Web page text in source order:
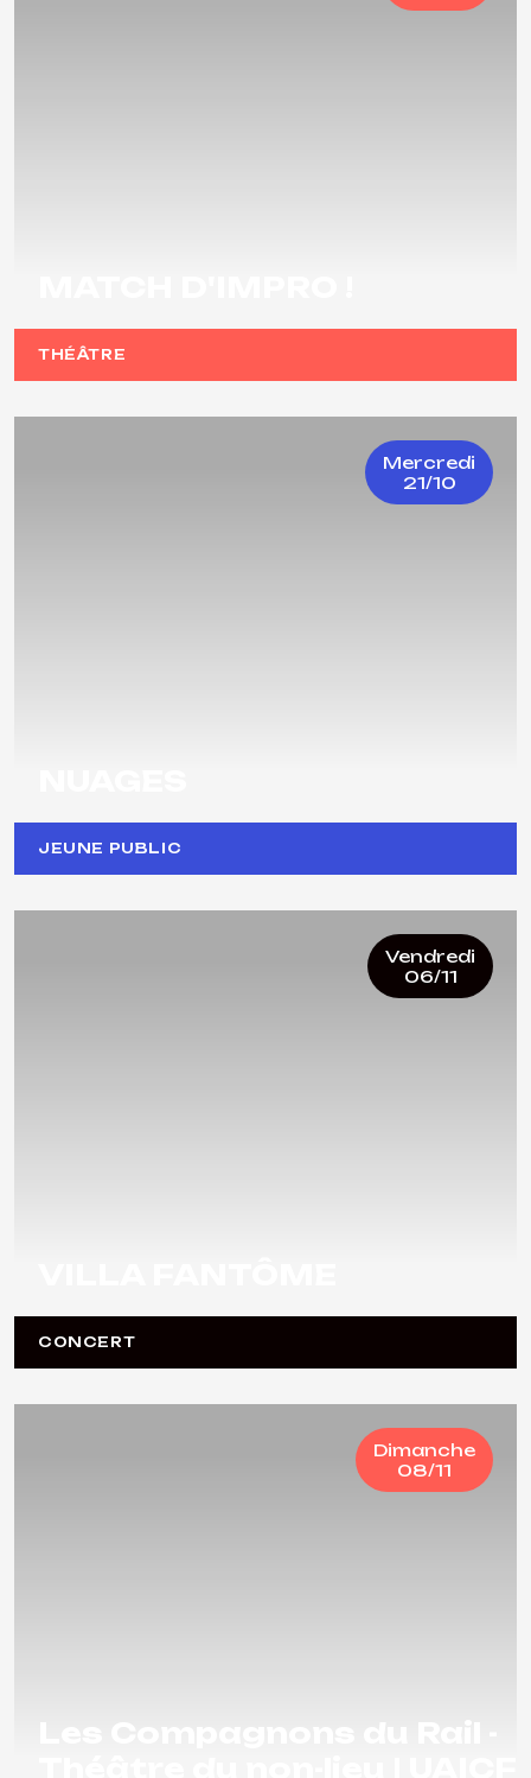
THÉÂTRE
Mercredi
21/10
JEUNE PUBLIC
Vendredi
06/11
CONCERT
Dimanche
08/11